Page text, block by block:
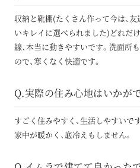
収納と靴棚(たくさん作って今は、
いキレイに選べられました)どれだ
線、本当に動きやすいです。洗面所
ので、寒くなく快適です。
Q.実際の住み心地はいかが
すごく住みやすく、生活しやすいで
家中が暖かく、底冷えもしません。